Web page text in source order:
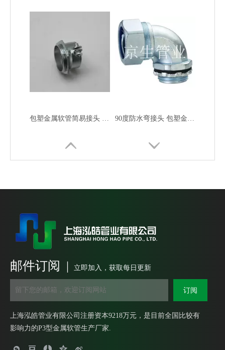
邮件订阅 | 立即加入，获取每日更新
订阅
上海泓皓管业有限公司注册资本9218万元，是目前全国比较有
影响力的P3型金属软管生产厂家.